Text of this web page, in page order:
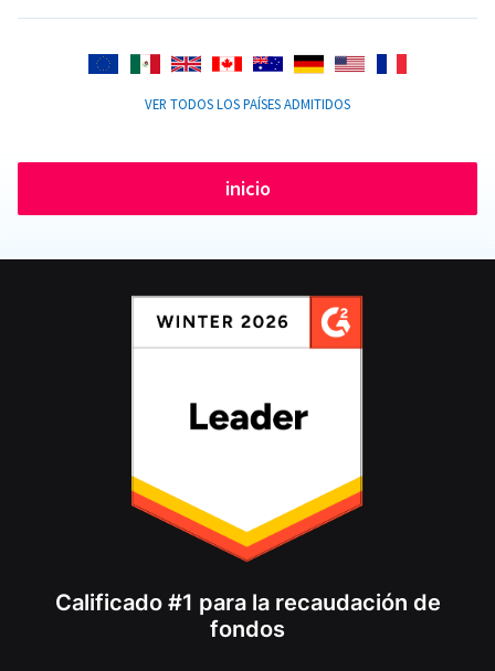
VER TODOS LOS PAÍSES ADMITIDOS
inicio
Calificado #1 para la recaudación de
fondos